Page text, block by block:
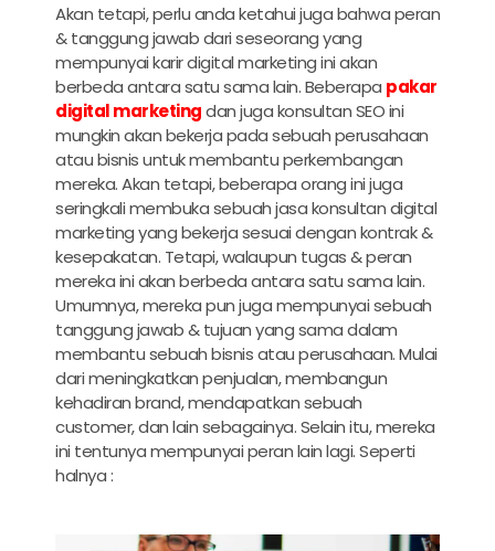
Akan tetapi, perlu anda ketahui juga bahwa peran
& tanggung jawab dari seseorang yang
mempunyaikarir digital marketingini akan
berbeda antara satu sama lain. Beberapa pakar
digital marketingdan juga konsultan SEO ini
mungkin akan bekerja pada sebuah perusahaan
atau bisnis untuk membantu perkembangan
mereka. Akan tetapi, beberapa orang ini juga
seringkali membuka sebuah jasa konsultan digital
marketing yang bekerja sesuai dengan kontrak &
kesepakatan. Tetapi, walaupun tugas & peran
mereka ini akan berbeda antara satu sama lain.
Umumnya, mereka pun juga mempunyai sebuah
tanggung jawab & tujuan yang sama dalam
membantu sebuah bisnis atau perusahaan. Mulai
dari meningkatkan penjualan, membangun
kehadiran brand, mendapatkan sebuah
customer, dan lain sebagainya. Selain itu, mereka
ini tentunya mempunyai peran lain lagi. Seperti
halnya :